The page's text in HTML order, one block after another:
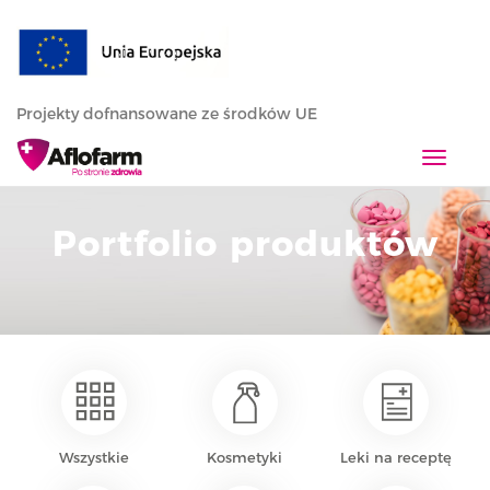
Projekty dofnansowane ze środków UE
T
o
g
g
l
e
n
a
Portfolio produktów
Wszystkie Kosmetyki Leki na receptę